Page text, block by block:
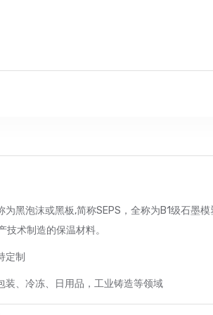
为黑泡沫或黑板,简称SEPS，全称为B1级石墨
技术制造的保温材料。
定制
装、冷冻、日用品，工业铸造等领域